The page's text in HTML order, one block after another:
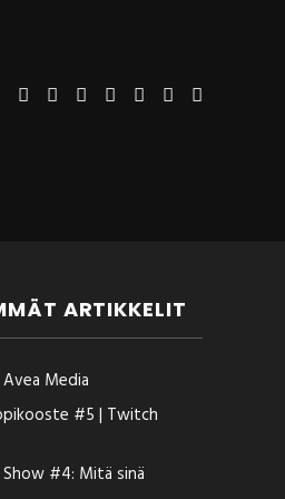
ARTIKKELIT
Media
#5 | Twitch
Show #4: Mitä sinä